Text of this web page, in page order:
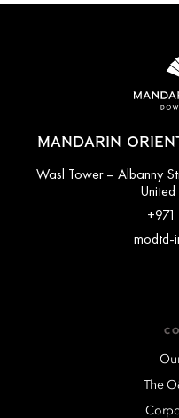
MANDARIN
Wasl Tower – Albanny
modtd-
The